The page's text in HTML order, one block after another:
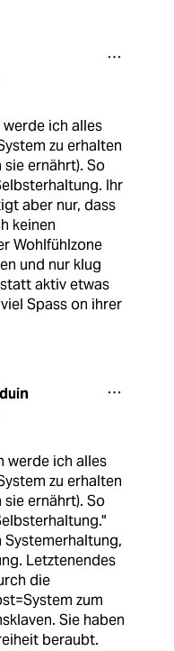
ich alles
zu erhalten
ernährt). So
Ihr
aber nur, dass
keinen
Wohlfühlzone
und nur klug
aktiv etwas
Spass on ihrer
werde ich alles
zu erhalten
ernährt). So
Systemerhaltung,
Letztenendes
die
zum
Sie haben
beraubt.